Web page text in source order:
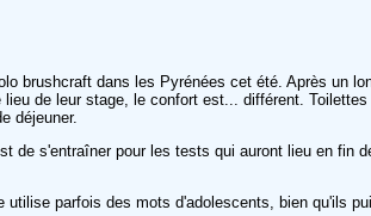
brushcraft dans les Pyrénées cet été. Après un
de leur stage, le confort est... différent.
déjeuner.
s'entraîner pour les tests qui auront lieu en
parfois des mots d'adolescents, bien qu'ils